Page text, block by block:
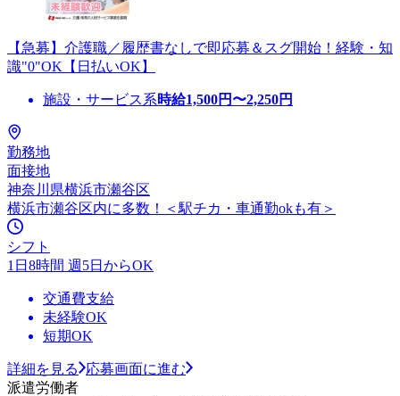
【急募】介護職／履歴書なしで即応募＆スグ開始！経験・知
識"0"OK【日払いOK】
施設・サービス系時給1,500円〜2,250円
勤務地
面接地
神奈川県横浜市瀬谷区
横浜市瀬谷区内に多数！＜駅チカ・車通勤okも有＞
シフト
1日8時間 週5日からOK
交通費支給
未経験OK
短期OK
詳細を見る
応募画面に進む
派遣労働者